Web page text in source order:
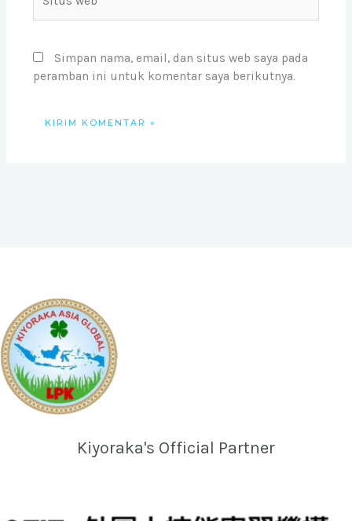
web
Simpan nama, email, dan situs web saya pada
peramban ini untuk komentar saya berikutnya.
Kiyoraka's Official Partner